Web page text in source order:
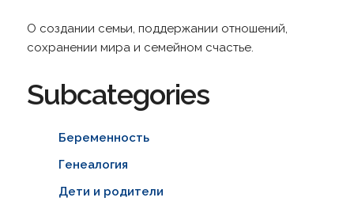
О создании семьи, поддержании отношений,
сохранении мира и семейном счастье.
Subcategories
Беременность
Генеалогия
Дети и родители